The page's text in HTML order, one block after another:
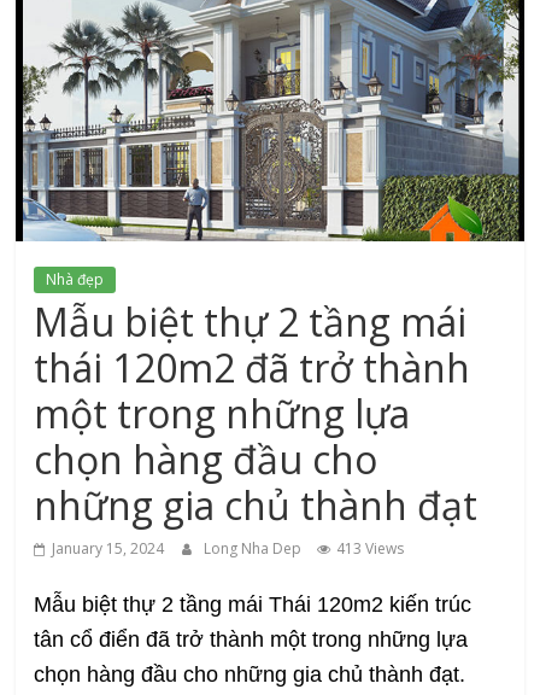
Thanh
Nhà đẹp
Mẫu biệt thự 2 tầng mái
thái 120m2 đã trở thành
một trong những lựa
chọn hàng đầu cho
những gia chủ thành đạt
January 15, 2024 Long Nha Dep 413 Views
Mẫu biệt thự 2 tầng mái Thái 120m2 kiến trúc
tân cổ điển đã trở thành một trong những lựa
chọn hàng đầu cho những gia chủ thành đạt.